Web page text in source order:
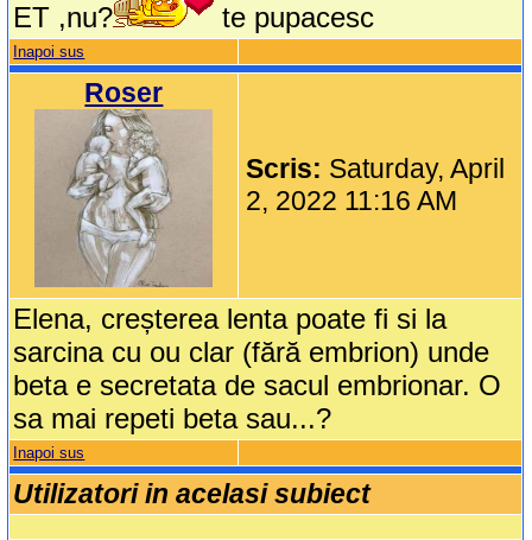
ET ,nu?
te pupacesc
Inapoi sus
Roser
Scris: Saturday, April
2, 2022 11:16 AM
Elena, creșterea lenta poate fi si la
sarcina cu ou clar (fără embrion) unde
beta e secretata de sacul embrionar. O
sa mai repeti beta sau...?
Inapoi sus
Utilizatori in acelasi subiect